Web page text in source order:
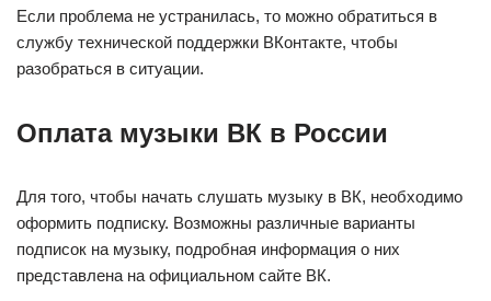
Если проблема не устранилась, то можно обратиться в
службу технической поддержки ВКонтакте, чтобы
разобраться в ситуации.
Оплата музыки ВК в России
Для того, чтобы начать слушать музыку в ВК, необходимо
оформить подписку. Возможны различные варианты
подписок на музыку, подробная информация о них
представлена на официальном сайте ВК.